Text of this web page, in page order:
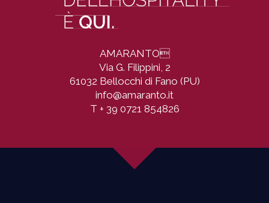
AMARANTO
Via G. Filippini, 2
61032 Bellocchi di Fano (PU)
info@amaranto.it
T + 39 0721 854826